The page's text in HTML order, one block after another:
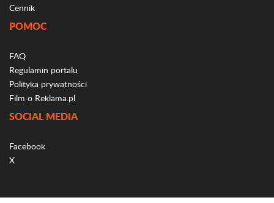
Cennik
POMOC
FAQ
Regulamin portalu
Polityka prywatności
Film o Reklama.pl
SOCIAL MEDIA
Facebook
X